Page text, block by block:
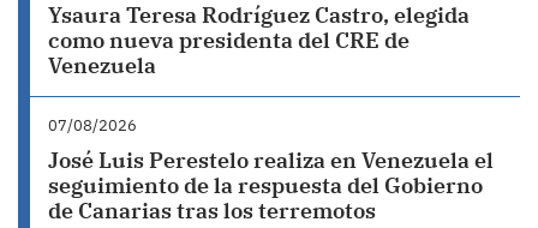
Ysaura Teresa Rodríguez Castro, elegida
como nueva presidenta del CRE de
Venezuela
07/08/2026
José Luis Perestelo realiza en Venezuela el
seguimiento de la respuesta del Gobierno
de Canarias tras los terremotos